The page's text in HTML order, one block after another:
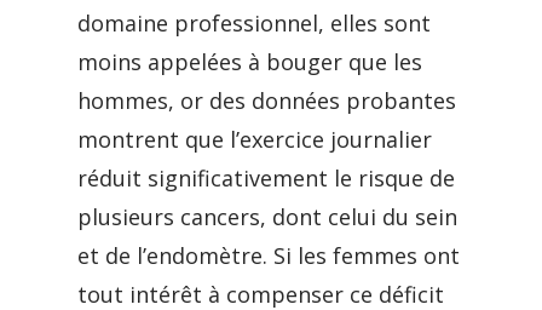
domaine professionnel, elles sont
moins appelées à bouger que les
hommes, or des données probantes
montrent que l’exercice journalier
réduit significativement le risque de
plusieurs cancers, dont celui du sein
et de l’endomètre. Si les femmes ont
tout intérêt à compenser ce déficit